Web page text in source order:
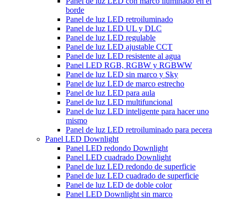
borde
Panel de luz LED retroiluminado
Panel de luz LED UL y DLC
Panel de luz LED regulable
Panel de luz LED ajustable CCT
Panel de luz LED resistente al agua
Panel LED RGB, RGBW y RGBWW
Panel de luz LED sin marco y Sky
Panel de luz LED de marco estrecho
Panel de luz LED para aula
Panel de luz LED multifuncional
Panel de luz LED inteligente para hacer uno
mismo
Panel de luz LED retroiluminado para pecera
Panel LED Downlight
Panel LED redondo Downlight
Panel LED cuadrado Downlight
Panel de luz LED redondo de superficie
Panel de luz LED cuadrado de superficie
Panel de luz LED de doble color
Panel LED Downlight sin marco